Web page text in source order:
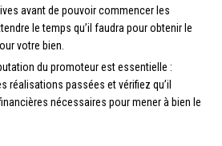
avant de pouvoir commencer les
le temps qu’il faudra pour obtenir le
votre bien.
du promoteur est essentielle :
réalisations passées et vérifiez qu’il
nécessaires pour mener à bien le